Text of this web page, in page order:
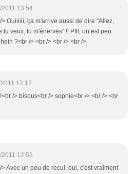
2011 13:54
> Ouiiiiii, ça m'arrive aussi de dire "Allez,
tu veux, tu m'énerves" !! Pfff, on est peu
?<br /> <br /> <br /> <br />
17:12
/> bisous<br /> sophie<br /> <br /> <br
12:53
> Avec un peu de recul, oui, c'est vraiment